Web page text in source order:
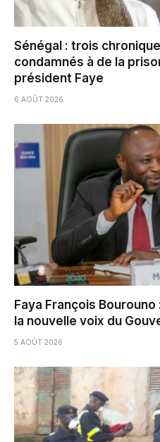
Sénégal : trois
condamnés à de la
président Faye
6 AOÛT 2026
Faya François
la nouvelle voix du
5 AOÛT 2026